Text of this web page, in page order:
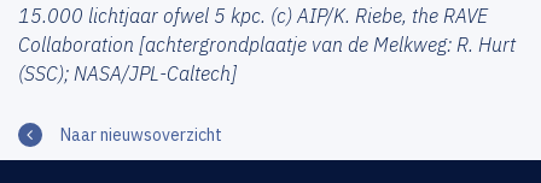
15.000 lichtjaar ofwel 5 kpc. (c) AIP/K. Riebe, the RAVE
Collaboration [achtergrondplaatje van de Melkweg: R. Hurt
(SSC); NASA/JPL-Caltech]
Naar nieuwsoverzicht